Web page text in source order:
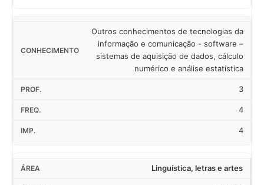
Outros conhecimentos de tecnologias da
informação e comunicação - software –
sistemas de aquisição de dados, cálculo
numérico e análise estatística
3
4
4
Linguística, letras e artes